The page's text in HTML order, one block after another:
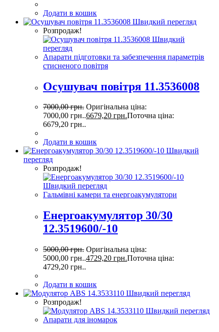
Додати в кошик
Швидкий перегляд
Розпродаж!
Швидкий
перегляд
Апарати підготовки та забезпечення параметрів
стисненого повітря
Осушувач повітря 11.3536008
7000,00грн. Оригінальна ціна:
7000,00 грн..6679,20 грн.Поточна ціна:
6679,20 грн..
Додати в кошик
Швидкий
перегляд
Розпродаж!
Швидкий перегляд
Гальмівні камери та енергоакумулятори
Енергоакумулятор 30/30
12.3519600/-10
5000,00грн. Оригінальна ціна:
5000,00 грн..4729,20 грн.Поточна ціна:
4729,20 грн..
Додати в кошик
Швидкий перегляд
Розпродаж!
Швидкий перегляд
Апарати для іномарок